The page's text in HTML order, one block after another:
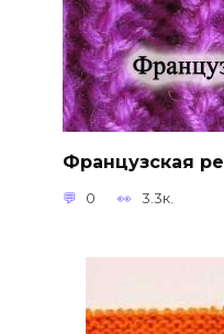
Французская
0 3.3к.